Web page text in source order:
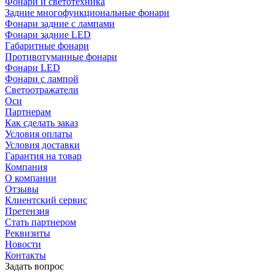
Задние многофункциональные фонари
Фонари задние с лампами
Фонари задние LED
Габаритные фонари
Противотуманные фонари
Фонари LED
Фонари с лампой
Светоотражатели
Оси
Партнерам
Как сделать заказ
Условия оплаты
Условия доставки
Гарантия на товар
Компания
О компании
Отзывы
Клиентский сервис
Претензия
Стать партнером
Реквизиты
Новости
Контакты
Задать вопрос